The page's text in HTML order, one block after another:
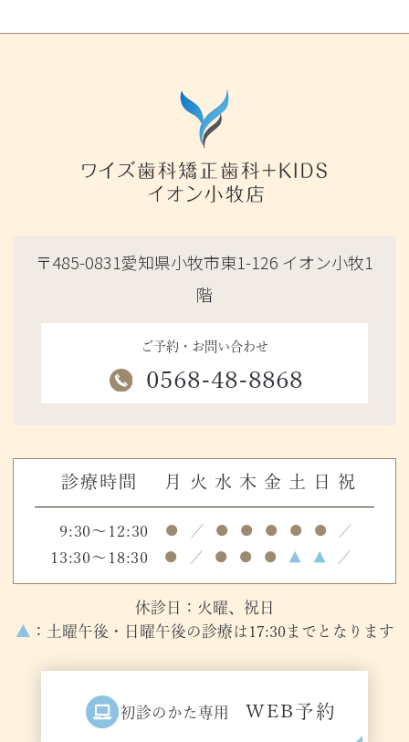
〒485-0831愛知県小牧市東1-126 イオン小牧1
階
ご予約・お問い合わせ
0568-48-8868
診療時間 月 火 水 木 金 土 日 祝
9:30～12:30 ● ／ ● ● ● ● ● ／
13:30～18:30 ● ／ ● ● ● ▲ ▲ ／
休診日：火曜、祝日
▲ ：土曜午後・日曜午後の診療は17:30までとなります
初診のかた専用 WEB予約